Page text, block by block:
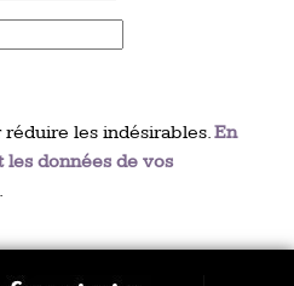
les indésirables.En
les données de vos
.